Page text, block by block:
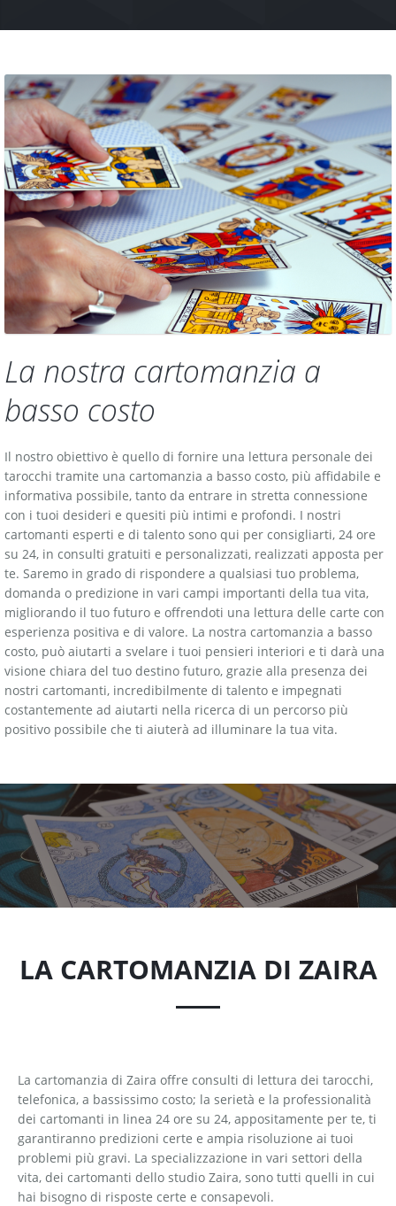
La nostra cartomanzia a
basso costo
Il nostro obiettivo è quello di fornire una lettura personale dei
tarocchi tramite una cartomanzia a basso costo, più affidabile e
informativa possibile, tanto da entrare in stretta connessione
con i tuoi desideri e quesiti più intimi e profondi. I nostri
cartomanti esperti e di talento sono qui per consigliarti, 24 ore
su 24, in consulti gratuiti e personalizzati, realizzati apposta per
te. Saremo in grado di rispondere a qualsiasi tuo problema,
domanda o predizione in vari campi importanti della tua vita,
migliorando il tuo futuro e offrendoti una lettura delle carte con
esperienza positiva e di valore. La nostra cartomanzia a basso
costo, può aiutarti a svelare i tuoi pensieri interiori e ti darà una
visione chiara del tuo destino futuro, grazie alla presenza dei
nostri cartomanti, incredibilmente di talento e impegnati
costantemente ad aiutarti nella ricerca di un percorso più
positivo possibile che ti aiuterà ad illuminare la tua vita.
LA CARTOMANZIA DI ZAIRA
La cartomanzia di Zaira offre consulti di lettura dei tarocchi,
telefonica, a bassissimo costo; la serietà e la professionalità
dei cartomanti in linea 24 ore su 24, appositamente per te, ti
garantiranno predizioni certe e ampia risoluzione ai tuoi
problemi più gravi. La specializzazione in vari settori della
vita, dei cartomanti dello studio Zaira, sono tutti quelli in cui
hai bisogno di risposte certe e consapevoli.